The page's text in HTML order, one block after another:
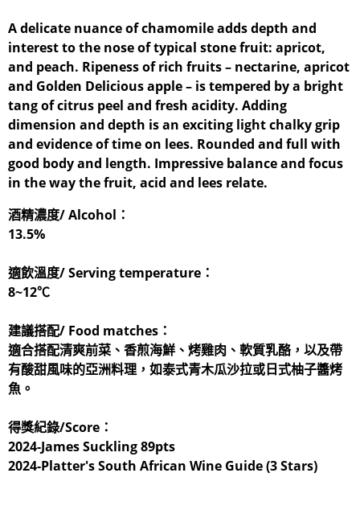
A delicate nuance of chamomile adds depth and
interest to the nose of typical stone fruit: apricot,
and peach. Ripeness of rich fruits – nectarine, apricot
and Golden Delicious apple – is tempered by a bright
tang of citrus peel and fresh acidity. Adding
dimension and depth is an exciting light chalky grip
and evidence of time on lees. Rounded and full with
good body and length. Impressive balance and focus
in the way the fruit, acid and lees relate.
酒精濃度/ Alcohol：
13.5%
適飲溫度/ Serving temperature：
8~12℃
建議搭配/ Food matches：
適合搭配清爽前菜、香煎海鮮、烤雞肉、軟質乳酪，以及帶
有酸甜風味的亞洲料理，如泰式青木瓜沙拉或日式柚子醬烤
魚。
得獎紀錄/Score：
2024-James Suckling 89pts
2024-Platter's South African Wine Guide (3 Stars)